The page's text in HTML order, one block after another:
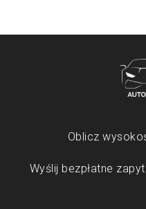
Oblicz
Wyślij bezpłatne